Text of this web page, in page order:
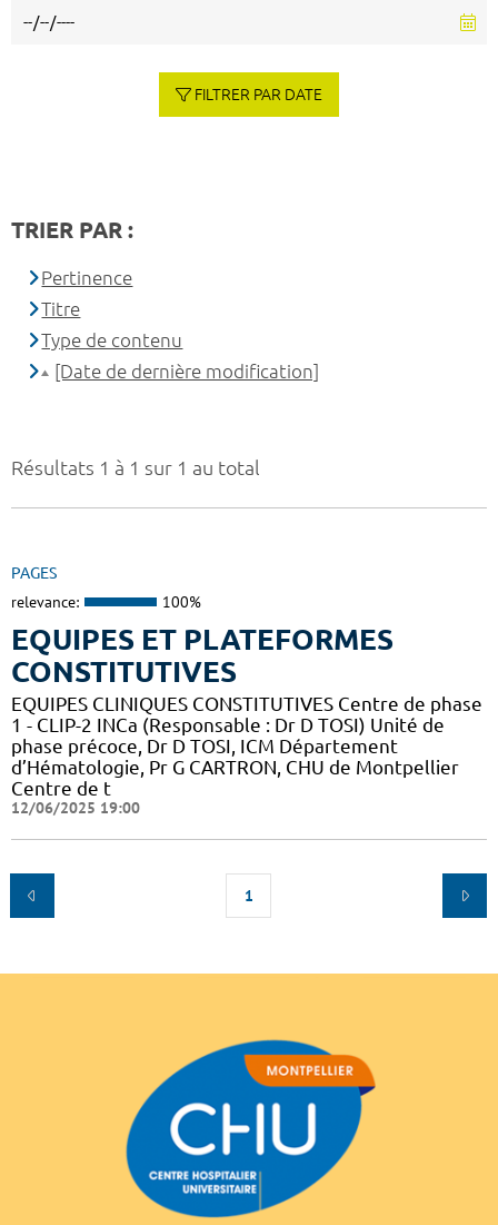
Résultats 1 à 1 sur 1 au total
PAGES
relevance: 100%
EQUIPES ET PLATEFORMES
CONSTITUTIVES
EQUIPES CLINIQUES CONSTITUTIVES Centre de phase
1 - CLIP-2 INCa (Responsable : Dr D TOSI) Unité de
phase précoce, Dr D TOSI, ICM Département
d’Hématologie, Pr G CARTRON, CHU de Montpellier
Centre de t
12/06/2025 19:00
1
FILTRER PAR DATE
TRIER PAR :
Pertinence
Titre
Type de contenu
[Date de dernière modification]